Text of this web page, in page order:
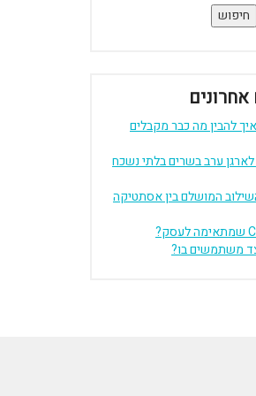
להבין מה כבר מקבלים
ערב בשרים בלתי נשכח
המושלם בין אסתטיקה
משתמשים בו?